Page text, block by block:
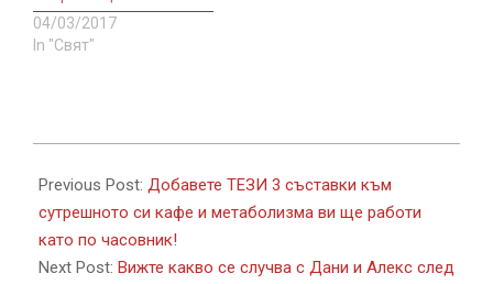
04/03/2017
In "Свят"
11-
16
Previous Post: Добавете ТЕЗИ 3 съставки към
сутрешното си кафе и метаболизма ви ще работи
като по часовник!
Next Post: Вижте какво се случва с Дани и Алекс след